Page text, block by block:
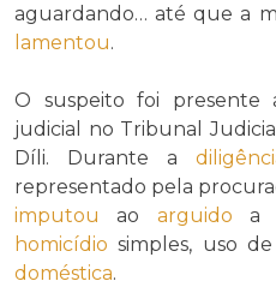
aguardando… até que a
lamentou.
O suspeito foi presente
judicial no Tribunal
Díli. Durante a
representado pela
imputou
ao arguido a
homicídio simples, uso
doméstica.